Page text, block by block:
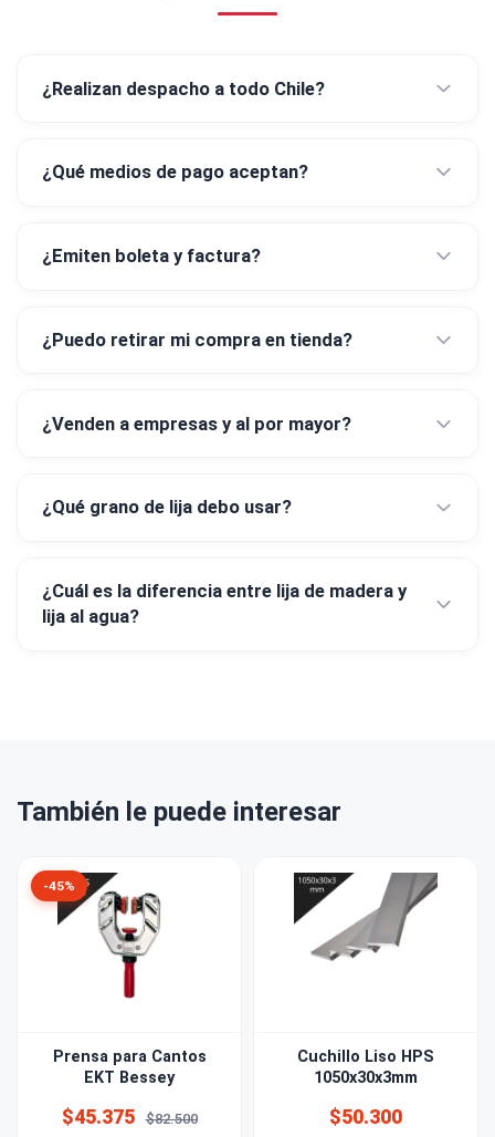
¿Realizan despacho a todo Chile?
¿Qué medios de pago aceptan?
¿Emiten boleta y factura?
¿Puedo retirar mi compra en tienda?
¿Venden a empresas y al por mayor?
¿Qué grano de lija debo usar?
¿Cuál es la diferencia entre lija de madera y
lija al agua?
También le puede interesar
-45%
Prensa para Cantos
EKT Bessey
$45.375 $82.500
Cuchillo Liso HPS
1050x30x3mm
$50.300